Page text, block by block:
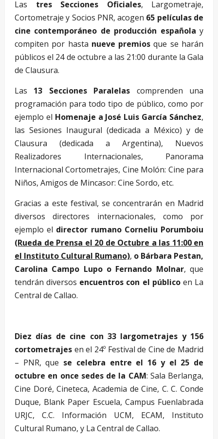
Las tres Secciones Oficiales, Largometraje,
Cortometraje y Socios PNR, acogen 65 películas de
cine contemporáneo de producción española y
compiten por hasta nueve premios que se harán
públicos el 24 de octubre a las 21:00 durante la Gala
de Clausura.
Las 13 Secciones Paralelas comprenden una
programación para todo tipo de público, como por
ejemplo el Homenaje a José Luis García Sánchez,
las Sesiones Inaugural (dedicada a México) y de
Clausura (dedicada a Argentina), Nuevos
Realizadores Internacionales, Panorama
Internacional Cortometrajes, Cine Molón: Cine para
Niños, Amigos de Mincasor: Cine Sordo, etc.
Gracias a este festival, se concentrarán en Madrid
diversos directores internacionales, como por
ejemplo el director rumano Corneliu Porumboiu
(Rueda de Prensa el 20 de Octubre a las 11:00 en
el Instituto Cultural Rumano), o Bárbara Pestan,
Carolina Campo Lupo o Fernando Molnar, que
tendrán diversos encuentros con el públicoen La
Central de Callao.
Diez días de cine con 33 largometrajes y 156
cortometrajes en el 24º Festival de Cine de Madrid
– PNR, que se celebra entre el 16 y el 25 de
octubre en once sedes de la CAM: Sala Berlanga,
Cine Doré, Cineteca, Academia de Cine, C. C. Conde
Duque, Blank Paper Escuela, Campus Fuenlabrada
URJC, C.C. Información UCM, ECAM, Instituto
Cultural Rumano, y La Central de Callao.